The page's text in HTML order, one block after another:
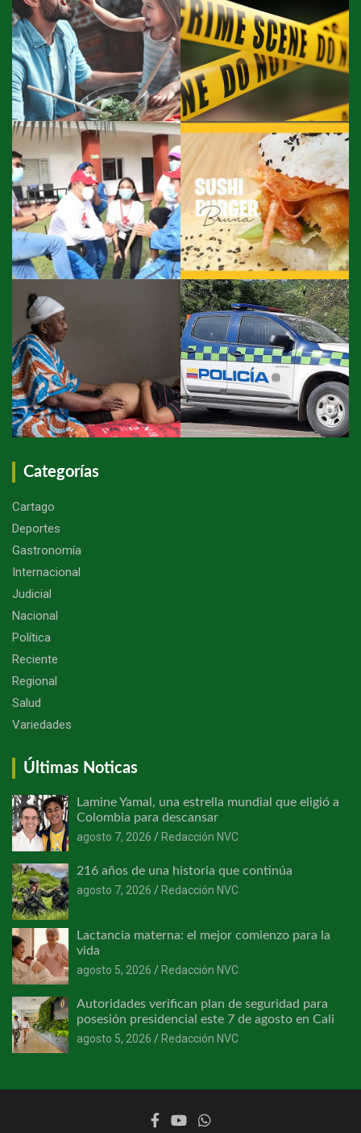
Categorías
Cartago
Deportes
Gastronomía
Internacional
Judicial
Nacional
Política
Reciente
Regional
Salud
Variedades
Últimas Noticas
Lamine Yamal, una estrella mundial que eligió a
Colombia para descansar
agosto 7, 2026
Redacción NVC
216 años de una historia que continúa
agosto 7, 2026
Redacción NVC
Lactancia materna: el mejor comienzo para la
vida
agosto 5, 2026
Redacción NVC
Autoridades verifican plan de seguridad para
posesión presidencial este 7 de agosto en Cali
agosto 5, 2026
Redacción NVC